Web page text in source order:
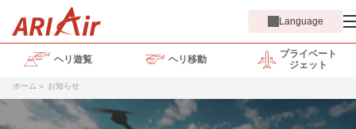
Language
ヘリ遊覧 ヘリ移動
プライベート
ジェット
ホーム お知らせ